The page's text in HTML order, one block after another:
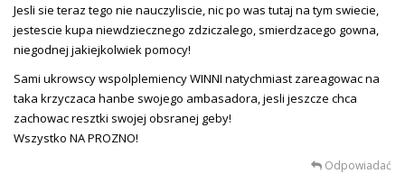
Jesli sie teraz tego nie nauczyliscie, nic po was tutaj na tym swiecie,
jestescie kupa niewdziecznego zdziczalego, smierdzacego gowna,
niegodnej jakiejkolwiek pomocy!
Sami ukrowscy wspolplemiency WINNI natychmiast zareagowac na
taka krzyczaca hanbe swojego ambasadora, jesli jeszcze chca
zachowac resztki swojej obsranej geby!
Wszystko NA PROZNO!
Odpowiadać